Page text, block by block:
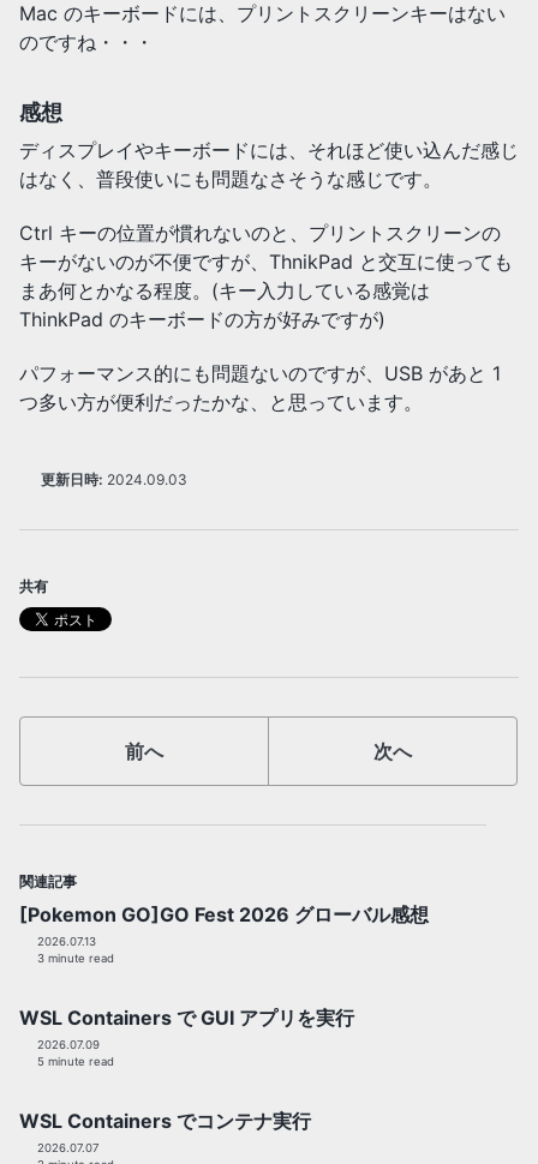
Mac のキーボードには、プリントスクリーンキーはない
のですね・・・
感想
ディスプレイやキーボードには、それほど使い込んだ感じ
はなく、普段使いにも問題なさそうな感じです。
Ctrl キーの位置が慣れないのと、プリントスクリーンの
キーがないのが不便ですが、ThnikPad と交互に使っても
まあ何とかなる程度。(キー入力している感覚は
ThinkPad のキーボードの方が好みですが)
パフォーマンス的にも問題ないのですが、USB があと 1
つ多い方が便利だったかな、と思っています。
更新日時: 2024.09.03
共有
前へ 次へ
関連記事
[Pokemon GO]GO Fest 2026 グローバル感想
2026.07.13
3 minute read
WSL Containers で GUI アプリを実行
2026.07.09
5 minute read
WSL Containers でコンテナ実行
2026.07.07